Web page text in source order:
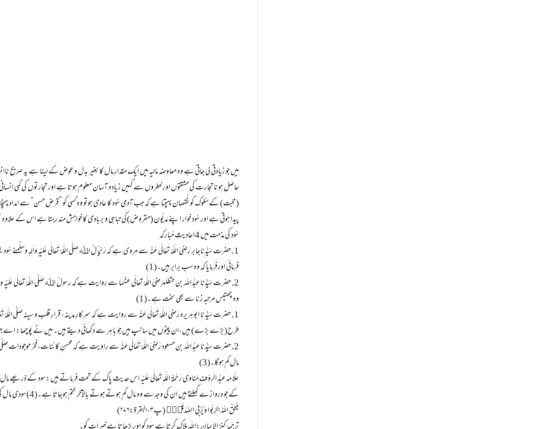
میں جو زیادتی لی جاتی ہے وہ معاوضہ مالیہ میں ایک مقدارِ مال کا بغیر بدل و عوض کے لینا ہے یہ
حاصل ہونا تجارت کی مشقتوں اور خطروں سے کہیں زیادہ آسان معلوم ہوتا ہے اور تجارتوں کی
(محبّت) کے سُلوک کو نُقصان پہنچتا ہے کہ جب آدمی سُود کا عادی ہوتو وہ کسی کو ”قرضِ حسن“ سے امداد
پیدا ہوتی ہے اور سُود خوار اپنے مَدیُون (مقروض)کی تباہی و بربادی کا خواہش مند رہتا ہے اس
سُود کی مذمت میں 4احادیثِ مُبارکہ
1. حضرت سَیِّدُناجابر رَضِیَ اللّٰہُ تَعَالٰی عَنْہ سے مروی ہے کہ رَسُوۡلُ اﷲ صَلَّی اللّٰہُ تَعَالٰی عَلَیْہِ واٰلہٖ وسلَّمنے
فرمائی اورفرمایا کہ وہ سب برابر ہیں۔(1)
2. حضرت سَیِّدُنا عبدُاللہ بن حَنْظَلَہرَضِیَ اللّٰہُ تَعَالٰی عَنْہُمَا سے روایت ہے کہ رسولُ اﷲ صَلَّی اللّٰہُ تَعَالٰی عَلَیْہِ واٰلہٖ وسلَّم نے فرمایا: سُود کا ایک دِرہم جس کو جان کر کوئی کھائے،
وہ چھتیس مرتبہ زنا سے بھی سخت ہے۔(1)
1. حضرت سَیِّدُنا ابوہریرہ رَضِیَ اللّٰہُ تَعَالٰی عَنْہ سے روایت ہے کہ سرکارِ مدینہ، قرارِ قلب و سینہ صَلَّی
طرح(بڑے بڑے) ہیں،ان پیٹوں میں سانپ ہیں جو باہر سے دکھائی دیتے ہیں۔ میں نے پوچھا: اے
2. حضرت سیِّدُنا عبدُاللہ بن مسعود رَضِیَ اللّٰہُ تَعَالٰی عَنْہ سے راویت ہے کہ محسنِ کائنات،فخر موجودات صَلَّی
مال کم ہوگا۔(3)
علّامہ عبدُ الرؤف مَناوی رَحْمَۃُ اللّٰہ ِتَعَالٰی عَلَیْہ اس حدیثِ پاک کے تحت فرماتے ہیں:سود کے ذریعے
کے جو دروازے کھلتے ہیں ان کی وجہ سے وہ مال کم ہوتے ہوتے بالآخر ختم ہوجاتا ہے۔(4)سودی مال کی ہلاکت و تباہی کے بارے میں ارشادِ خداوندی عَزَّوَجَلَّ ہے۔
یَمْحَقُ اللہُ الرِّبٰوا وَیُرْبِیِ الصَّدَقٰتِؕ (پ ۳،البقرة:۲۷۶)